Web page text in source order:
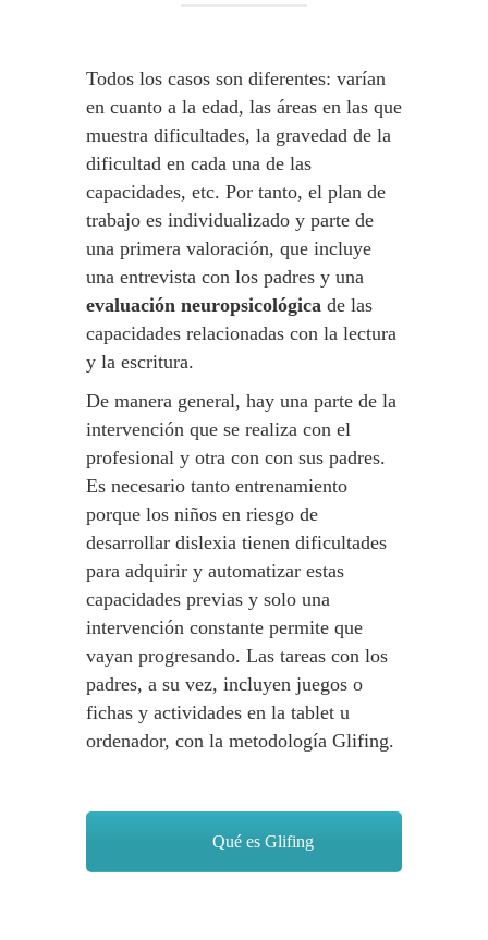
Todos los casos son diferentes: varían
en cuanto a la edad, las áreas en las que
muestra dificultades, la gravedad de la
dificultad en cada una de las
capacidades, etc. Por tanto, el plan de
trabajo es individualizado y parte de
una primera valoración, que incluye
una entrevista con los padres y una
evaluación neuropsicológica de las
capacidades relacionadas con la lectura
y la escritura.
De manera general, hay una parte de la
intervención que se realiza con el
profesional y otra con con sus padres.
Es necesario tanto entrenamiento
porque los niños en riesgo de
desarrollar dislexia tienen dificultades
para adquirir y automatizar estas
capacidades previas y solo una
intervención constante permite que
vayan progresando. Las tareas con los
padres, a su vez, incluyen juegos o
fichas y actividades en la tablet u
ordenador, con la metodología Glifing.
Qué es Glifing